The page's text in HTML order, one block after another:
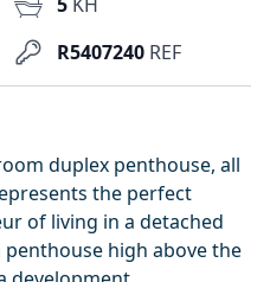
R5407240 REF
duplex penthouse, all
the perfect
of living in a detached
high above the